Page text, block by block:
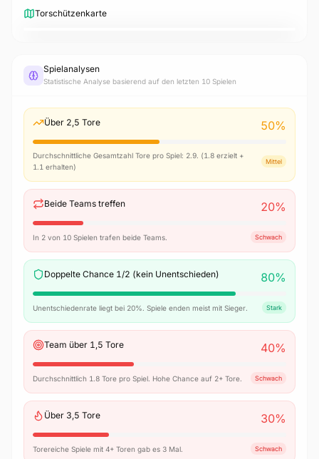
Torschützenkarte
Spielanalysen
Statistische Analyse basierend auf den letzten 10 Spielen
Über 2,5 Tore 50%
Durchschnittliche Gesamtzahl Tore pro Spiel: 2.9. (1.8 erzielt +
1.1 erhalten)
Mittel
Beide Teams treffen 20%
In 2 von 10 Spielen trafen beide Teams. Schwach
Doppelte Chance 1/2 (kein Unentschieden) 80%
Unentschiedenrate liegt bei 20%. Spiele enden meist mit Sieger. Stark
Team über 1,5 Tore 40%
Durchschnittlich 1.8 Tore pro Spiel. Hohe Chance auf 2+ Tore. Schwach
Über 3,5 Tore 30%
Torereiche Spiele mit 4+ Toren gab es 3 Mal. Schwach